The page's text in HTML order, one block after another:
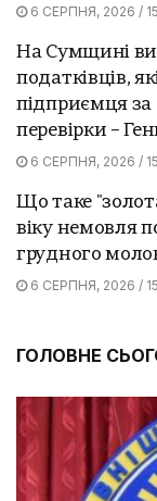
6 СЕРПНЯ, 2026 /
На Сумщині
податківців,
підприємця за
перевірки –
6 СЕРПНЯ, 2026 /
Що таке
віку немовля
грудного
6 СЕРПНЯ, 2026 /
ГОЛОВНЕ